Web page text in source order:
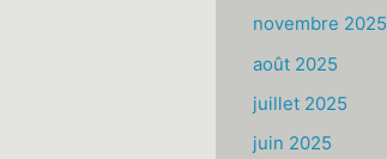
novembre 2025
août 2025
juillet 2025
juin 2025